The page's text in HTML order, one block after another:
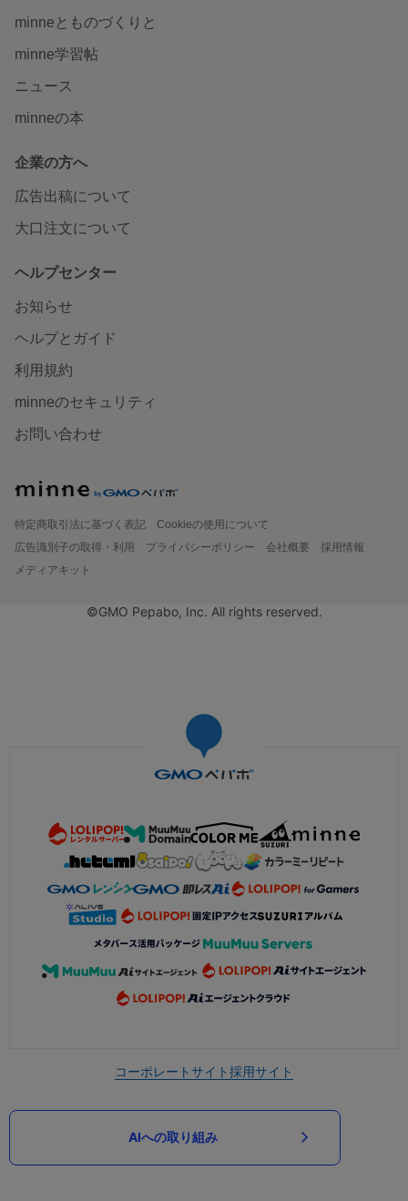
minneとものづくりと
minne学習帖
ニュース
minneの本
企業の方へ
広告出稿について
大口注文について
ヘルプセンター
お知らせ
ヘルプとガイド
利用規約
minneのセキュリティ
お問い合わせ
特定商取引法に基づく表記
Cookieの使用について
広告識別子の取得・利用
プライバシーポリシー 会社概要
採用情報
メディアキット
©GMO Pepabo, Inc. All rights reserved.
コーポレートサイト採用サイト
AIへの取り組み